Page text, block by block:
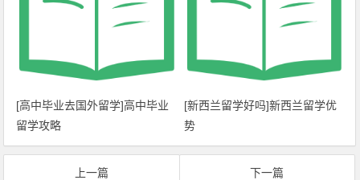
[高中毕业去国外留学]高中毕业
留学攻略
[新西兰留学好吗]新西兰留学优
势
上一篇
下一篇